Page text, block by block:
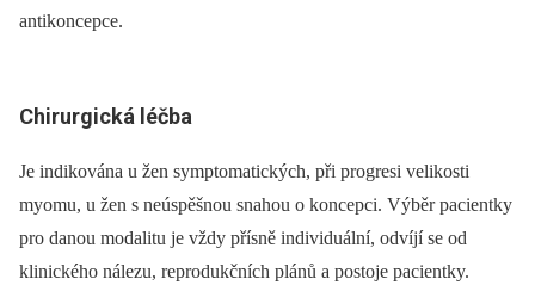
antikoncepce.
Chirurgická léčba
Je indikována u žen symptomatických, při progresi velikosti
myomu, u žen s neúspěšnou snahou o koncepci. Výběr pacientky
pro danou modalitu je vždy přísně individuální, odvíjí se od
klinického nálezu, reprodukčních plánů a postoje pacientky.